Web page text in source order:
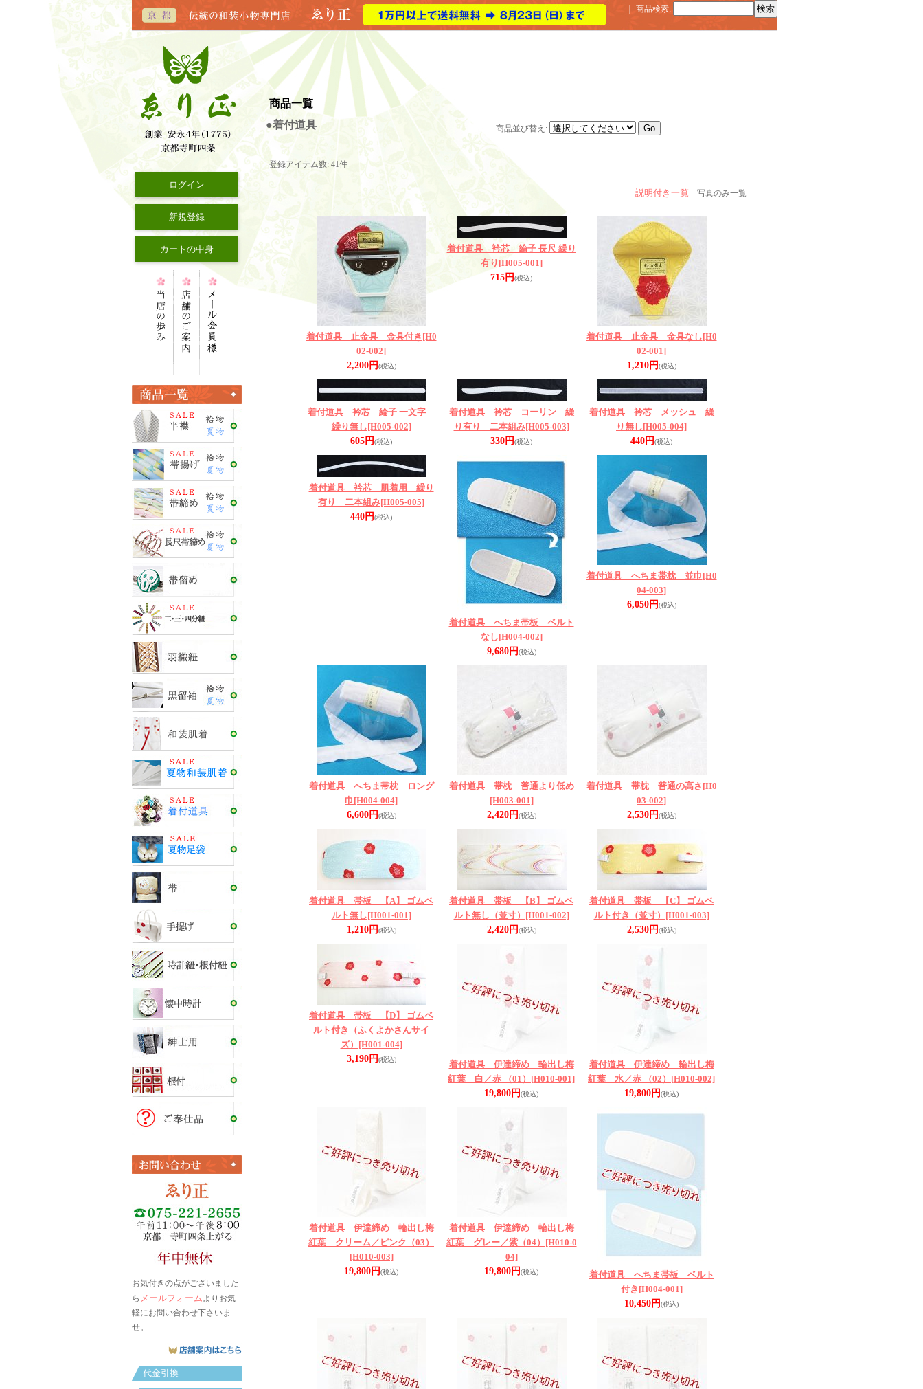
商品検索:
ログイン
新規登録
カートの中身
お気付きの点がございました
ら メールフォームよりお気
軽にお問い合わせ下さいま
せ。
代金引換
商品一覧
●着付道具
商品並び替え :
登録アイテム数: 41件
説明付き一覧 写真のみ一覧
着付道具 止金具 金具付き [H0
02-002]
2,200円(税込)
着付道具 衿芯 綸子 長尺 繰り
有り [H005-001]
715円(税込)
着付道具 止金具 金具なし[H0
02-001]
1,210円(税込)
着付道具 衿芯 綸子 一文字
繰り無し[H005-002]
605円(税込)
着付道具 衿芯 コーリン 繰
り有り 二本組み[H005-003]
330円(税込)
着付道具 衿芯 メッシュ 繰
り無し[H005-004]
440円(税込)
着付道具 衿芯 肌着用 繰り
有り 二本組み[H005-005]
440円(税込)
着付道具 へちま帯板 ベルト
なし[H004-002]
9,680円(税込)
着付道具 へちま帯枕 並巾 [H0
04-003]
6,050円(税込)
着付道具 へちま帯枕 ロング
巾 [H004-004]
6,600円(税込)
着付道具 帯枕 普通より低め
[H003-001]
2,420円(税込)
着付道具 帯枕 普通の高さ [H0
03-002]
2,530円(税込)
着付道具 帯板 【A】 ゴムベ
ルト無し[H001-001]
1,210円(税込)
着付道具 帯板 【B】 ゴムベ
ルト無し（並寸） [H001-002]
2,420円(税込)
着付道具 帯板 【C】 ゴムベ
ルト付き（並寸） [H001-003]
2,530円(税込)
着付道具 帯板 【D】 ゴムベ
ルト付き（ふくよかさんサイ
ズ） [H001-004]
3,190円(税込)
着付道具 伊達締め 輪出し梅
紅葉 白／赤 （01） [H010-001]
19,800円(税込)
着付道具 伊達締め 輪出し梅
紅葉 水／赤 （02） [H010-002]
19,800円(税込)
着付道具 伊達締め 輪出し梅
紅葉 クリーム／ピンク（03）
[H010-003]
19,800円(税込)
着付道具 伊達締め 輪出し梅
紅葉 グレー／紫（04） [H010-0
04]
19,800円(税込)
着付道具 へちま帯板 ベルト
付き [H004-001]
10,450円(税込)